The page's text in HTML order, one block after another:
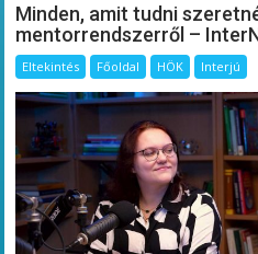
Minden, amit tudni
mentorrendszerről –
Eltekintés Főoldal HÖK Interjú